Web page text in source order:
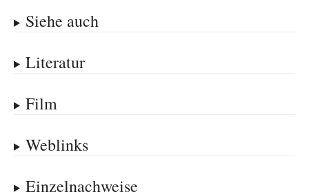
Siehe auch
Literatur
Film
Weblinks
Einzelnachweise